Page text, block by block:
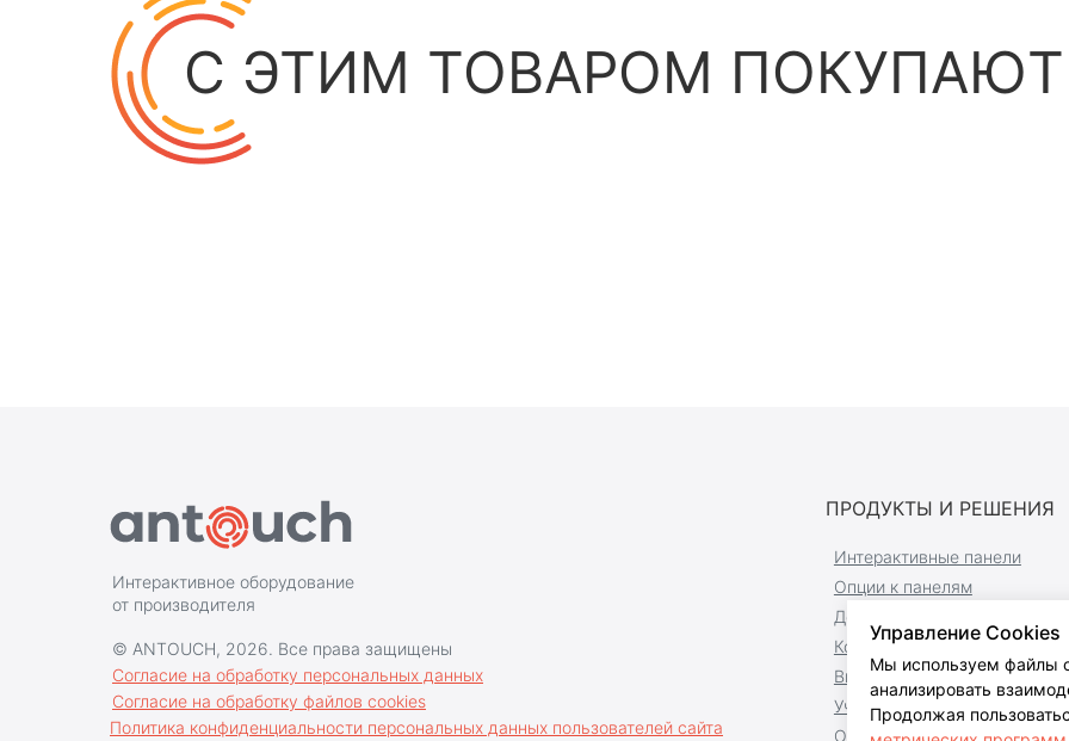
С ЭТИМ ТОВАРОМ ПОКУПАЮТ
Интерактивное оборудование
от производителя
ПРОДУКТЫ И РЕШЕНИЯ
© ANTOUCH, 2026. Все права защищены
Согласие на обработку персональных данных
Политика конфиденциальности персональных данных пользователей сайта
Согласие на обработку файлов cookies
Интерактивные панели
Доски и комплекты
Оборудование переговорных
Учебное оборудование
Опции к панелям
Компьютерная техника
Видеостудии
Управление Cookies
Мы используем файлы
анализировать
Продолжая